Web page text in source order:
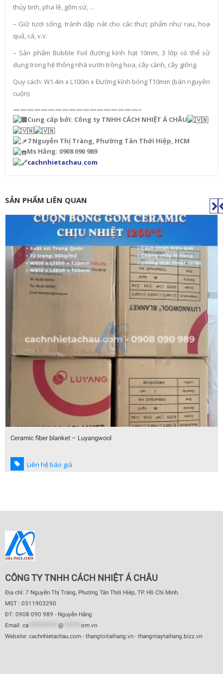
thủy tinh, pha lê, gốm sứ, …
– Giữ tươi sống, tránh dập nát cho các thực phẩm như rau, hoa
quả, cá, v.v.
– Sản phẩm Bubble Foil đường kính hạt 10mm, 3 lớp có thể sử
dụng trong hệ thống nhà vườn trồng hoa, cây cảnh, cây giống.
Quy cách: W1.4m x L100m x Đường kính bóng T10mm (bán nguyên
cuộn)
——————————————————–
Cung cấp bởi: Công ty TNHH CÁCH NHIỆT Á CHÂU
7 Nguyễn Thị Tràng, Phường Tân Thới Hiệp, HCM
Ms Hằng: 0908 090 989
cachnhietachau.com
SẢN PHẨM LIÊN QUAN
Giấy ceramic cách nhiệt bảo ôn chống cháy
Liên hệ báo giá
CÔNG TY TNHH CÁCH NHIỆT Á CHÂU
Địa chỉ: 7 Nguyễn Thị Tràng, Phường Tân Thới Hiệp, TP. Hồ Chí Minh.
MST : 0311903290
ĐT: 0908 090 989 - Nguyễn Hằng
Email: ca @
om.vn
Website: cachnhietachau.com - thangtoitaihang.vn - thangmaytaihang.bizz.vn